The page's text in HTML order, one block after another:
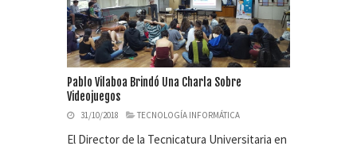
Pablo Vilaboa Brindó Una Charla Sobre
Videojuegos
31/10/2018 TECNOLOGÍA INFORMÁTICA
El Director de la Tecnicatura Universitaria en